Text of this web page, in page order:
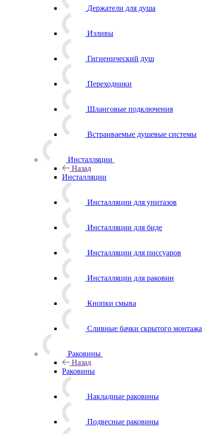
Держатели для душа
Изливы
Гигиенический душ
Переходники
Шланговые подключения
Встраиваемые душевые системы
Инсталляции
Назад
Инсталляции
Инсталляции для унитазов
Инсталляции для биде
Инсталляции для писсуаров
Инсталляции для раковин
Кнопки смыва
Сливные бачки скрытого монтажа
Раковины
Назад
Раковины
Накладные раковины
Подвесные раковины